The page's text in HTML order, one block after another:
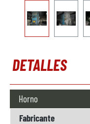
DETALLES
Horno
Fabricante